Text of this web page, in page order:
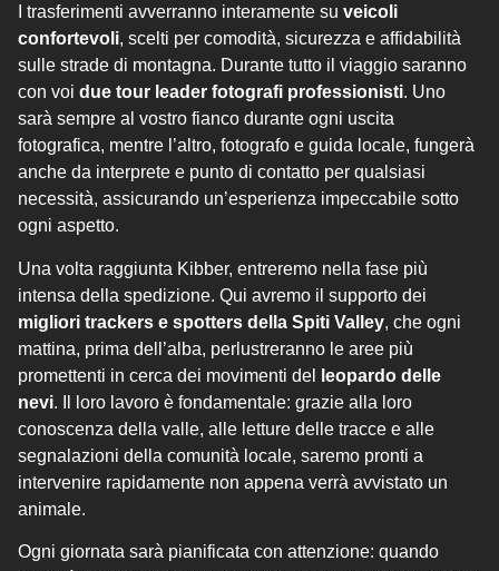
I trasferimenti avverranno interamente su veicoli
confortevoli, scelti per comodità, sicurezza e affidabilità
sulle strade di montagna. Durante tutto il viaggio saranno
con voi due tour leader fotografi professionisti. Uno
sarà sempre al vostro fianco durante ogni uscita
fotografica, mentre l’altro, fotografo e guida locale, fungerà
anche da interprete e punto di contatto per qualsiasi
necessità, assicurando un’esperienza impeccabile sotto
ogni aspetto.
Una volta raggiunta Kibber, entreremo nella fase più
intensa della spedizione. Qui avremo il supporto dei
migliori trackers e spotters della Spiti Valley, che ogni
mattina, prima dell’alba, perlustreranno le aree più
promettenti in cerca dei movimenti del
leopardo delle
nevi. Il loro lavoro è fondamentale: grazie alla loro
conoscenza della valle, alle letture delle tracce e alle
segnalazioni della comunità locale, saremo pronti a
intervenire rapidamente non appena verrà avvistato un
animale.
Ogni giornata sarà pianificata con attenzione: quando